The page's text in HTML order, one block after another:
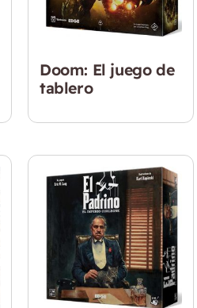
Doom: El juego de
tablero